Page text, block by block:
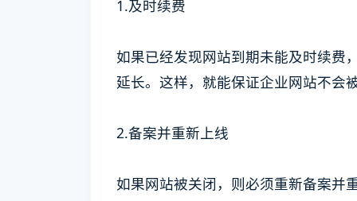
1.及时续费
如果已经发现网站到期未能及时续费
延长。这样，就能保证企业网站不会
2.备案并重新上线
如果网站被关闭，则必须重新备案并